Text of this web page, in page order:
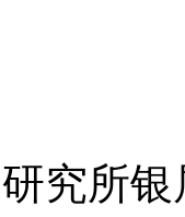
究所